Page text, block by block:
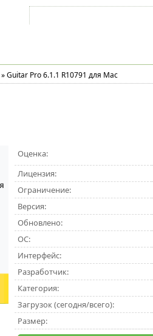
»Guitar Pro 6.1.1 R10791 для Mac
Оценка:
Лицензия:
Ограничение:
Версия:
Обновлено:
ОС:
Интерфейс:
Разработчик:
Категория:
Загрузок (сегодня/всего):
Размер: